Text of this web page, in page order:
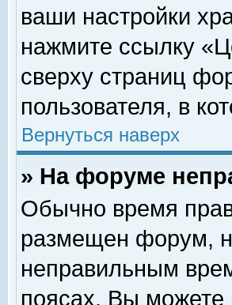
ваши настройки
нажмите ссылку
сверху страниц
пользователя, в
Вернуться наверх
» На форуме
Обычно время
размещен форум,
неправильным
поясах. Вы можете